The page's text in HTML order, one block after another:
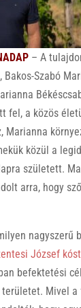
– A
Szabó
fel, a közös
Marianna
közül a
született.
arra, hogy
nagyszerű
József
befektetési
területet. Mivel